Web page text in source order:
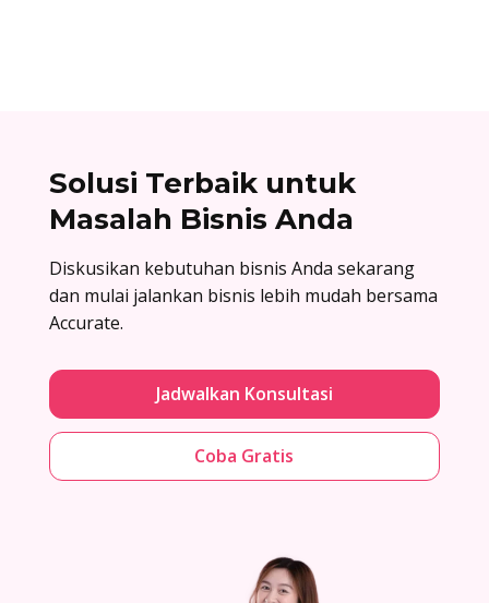
Solusi Terbaik untuk
Masalah Bisnis Anda
Diskusikan kebutuhan bisnis Anda sekarang
dan mulai jalankan bisnis lebih mudah bersama
Accurate.
Jadwalkan Konsultasi
Coba Gratis